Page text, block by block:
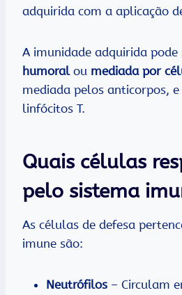
adquirida com a aplicação
A imunidade adquirida pode
humoral ou mediada por
mediada pelos anticorpos,
linfócitos T.
Quais células
pelo sistema
As células de defesa
imune são:
Neutrófilos – Circulam